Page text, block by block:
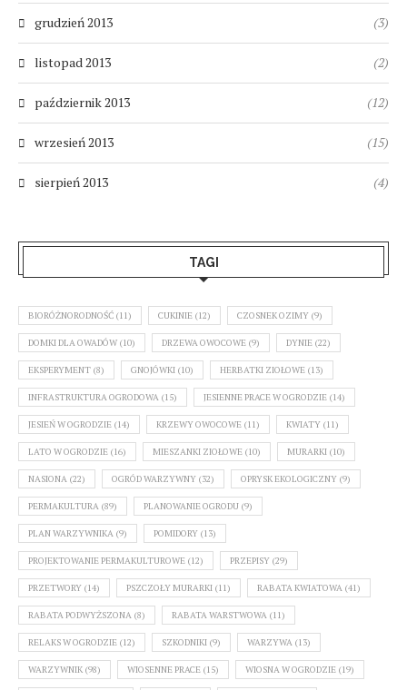
grudzień 2013 (3)
listopad 2013 (2)
październik 2013 (12)
wrzesień 2013 (15)
sierpień 2013 (4)
TAGI
BIORÓŻNORODNOŚĆ (11) CUKINIE (12) CZOSNEK OZIMY (9)
DOMKI DLA OWADÓW (10) DRZEWA OWOCOWE (9) DYNIE (22)
EKSPERYMENT (8) GNOJÓWKI (10) HERBATKI ZIOŁOWE (13)
INFRASTRUKTURA OGRODOWA (15) JESIENNE PRACE W OGRODZIE (14)
JESIEŃ W OGRODZIE (14) KRZEWY OWOCOWE (11) KWIATY (11)
LATO W OGRODZIE (16) MIESZANKI ZIOŁOWE (10) MURARKI (10)
NASIONA (22) OGRÓD WARZYWNY (32) OPRYSK EKOLOGICZNY (9)
PERMAKULTURA (89) PLANOWANIE OGRODU (9)
PLAN WARZYWNIKA (9) POMIDORY (13)
PROJEKTOWANIE PERMAKULTUROWE (12) PRZEPISY (29)
PRZETWORY (14) PSZCZOŁY MURARKI (11) RABATA KWIATOWA (41)
RABATA PODWYŻSZONA (8) RABATA WARSTWOWA (11)
RELAKS W OGRODZIE (12) SZKODNIKI (9) WARZYWA (13)
WARZYWNIK (98) WIOSENNE PRACE (15) WIOSNA W OGRODZIE (19)